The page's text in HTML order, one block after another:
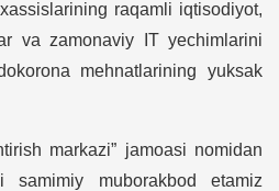
raqamli iqtisodiyot,
va zamonaviy IT yechimlarini
mehnatlarining yuksak
markazi” jamoasi nomidan
samimiy muborakbod etamiz